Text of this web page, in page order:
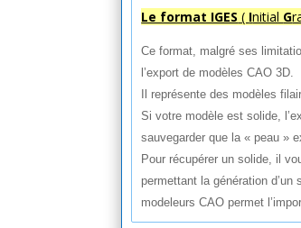
Le format IGES ( Initial G
Ce format, malgré ses
l’export de modèles CAO 3D.
Il représente des modèles
Si votre modèle est solide,
sauvegarder que la « peau »
Pour récupérer un solide, il
permettant la génération
modeleurs CAO permet